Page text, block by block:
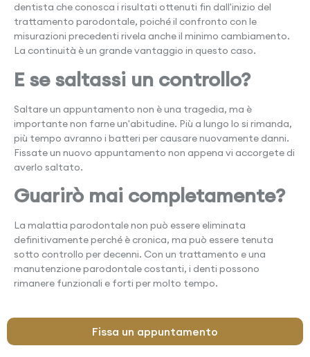
dentista che conosca i risultati ottenuti fin dall'inizio del
trattamento parodontale, poiché il confronto con le
misurazioni precedenti rivela anche il minimo cambiamento.
La continuità è un grande vantaggio in questo caso.
E se saltassi un controllo?
Saltare un appuntamento non è una tragedia, ma è
importante non farne un'abitudine. Più a lungo lo si rimanda,
più tempo avranno i batteri per causare nuovamente danni.
Fissate un nuovo appuntamento non appena vi accorgete di
averlo saltato.
Guarirò mai completamente?
La malattia parodontale non può essere eliminata
definitivamente perché è cronica, ma può essere tenuta
sotto controllo per decenni. Con un trattamento e una
manutenzione parodontale costanti, i denti possono
rimanere funzionali e forti per molto tempo.
Fissa un appuntamento